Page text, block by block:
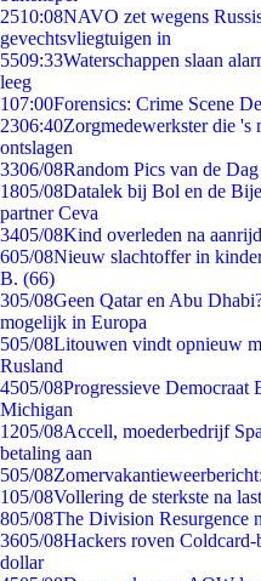
2510:08NAVO zet wegens
gevechtsvliegtuigen in
5509:33Waterschappen slaan
leeg
107:00Forensics: Crime Scene
2306:40Zorgmedewerkster die 's
ontslagen
3306/08Random Pics van de
1805/08Datalek bij Bol en de
partner Ceva
3405/08Kind overleden na
605/08Nieuw slachtoffer in
B. (66)
305/08Geen Qatar en Abu
mogelijk in Europa
505/08Litouwen vindt opnieuw
Rusland
4505/08Progressieve
Michigan
1205/08Accell, moederbedrijf
betaling aan
505/08
105/08Vollering de sterkste na
805/08The Division Resurgence
3605/08Hackers roven
dollar